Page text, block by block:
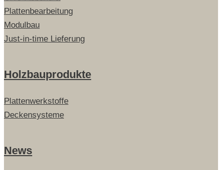
Plattenbearbeitung
Modulbau
Just-in-time Lieferung
Holzbauprodukte
Plattenwerkstoffe
Deckensysteme
News